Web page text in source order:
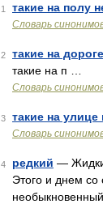
1 такие на полу
Словарь
2 такие на
такие на п …
Словарь
3 такие на
Словарь
4 редкий —
Этого и днем